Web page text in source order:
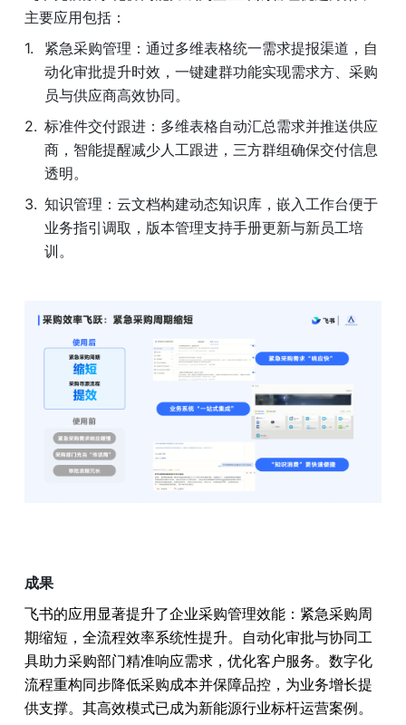
主要应用包括：
紧急采购管理：通过多维表格统一需求提报渠道，自
动化审批提升时效，一键建群功能实现需求方、采购
员与供应商高效协同。
标准件交付跟进：多维表格自动汇总需求并推送供应
商，智能提醒减少人工跟进，三方群组确保交付信息
透明。
知识管理：云文档构建动态知识库，嵌入工作台便于
业务指引调取，版本管理支持手册更新与新员工培
训。
成果
飞书的应用显著提升了企业采购管理效能：紧急采购周
期缩短，全流程效率系统性提升。自动化审批与协同工
具助力采购部门精准响应需求，优化客户服务。数字化
流程重构同步降低采购成本并保障品控，为业务增长提
供支撑。其高效模式已成为新能源行业标杆运营案例。